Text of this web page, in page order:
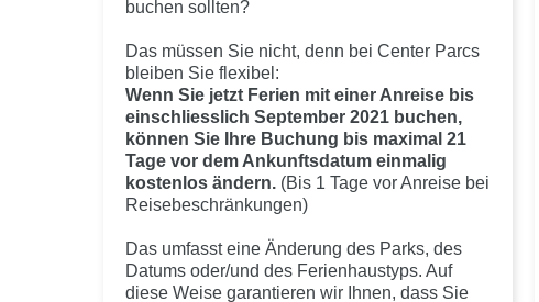
buchen sollten?
Das müssen Sie nicht, denn bei Center Parcs
bleiben Sie flexibel:
Wenn Sie jetzt Ferien mit einer Anreise bis
einschliesslich September 2021 buchen,
können Sie Ihre Buchung bis maximal 21
Tage vor dem Ankunftsdatum einmalig
kostenlos ändern. (Bis 1 Tage vor Anreise bei
Reisebeschränkungen)
Das umfasst eine Änderung des Parks, des
Datums oder/und des Ferienhaustyps. Auf
diese Weise garantieren wir Ihnen, dass Sie